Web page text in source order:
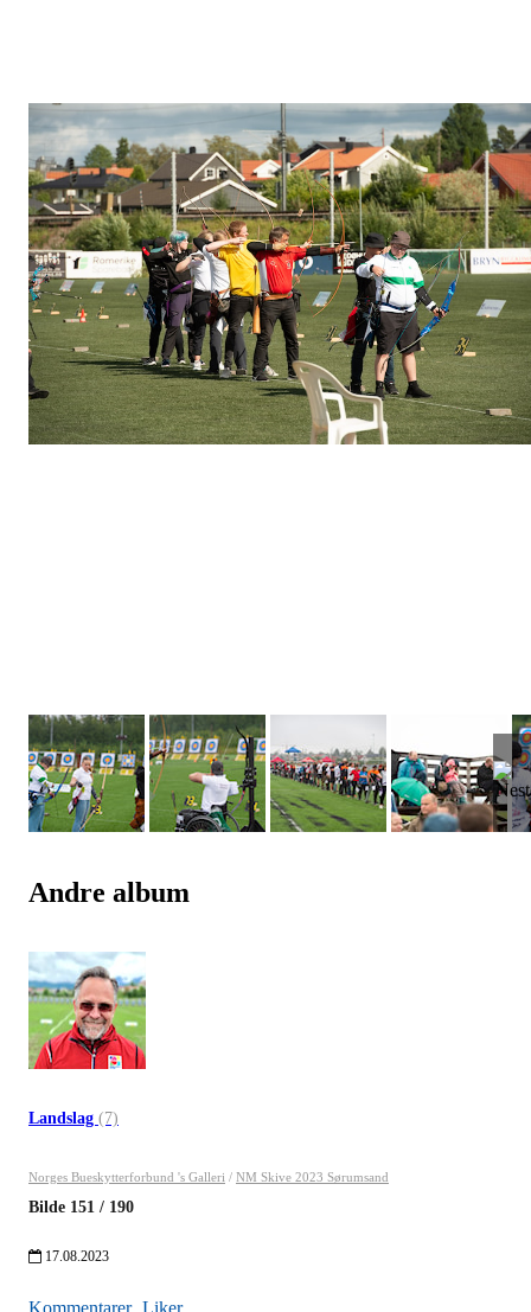
Andre album
Landslag (7)
Norges Bueskytterforbund 's Galleri / NM Skive 2023 Sørumsand
Bilde 151 / 190
17.08.2023
Kommentarer Liker